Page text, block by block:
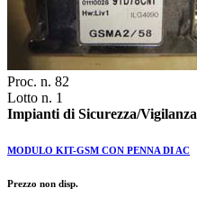
Proc. n. 82
Lotto n. 1
Impianti di Sicurezza/Vigilanza
MODULO KIT-GSM CON PENNA DI AC
Prezzo non disp.